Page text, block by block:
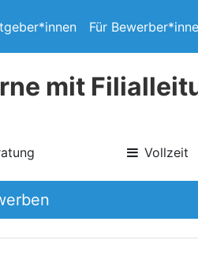
Für
mit
Vollzeit